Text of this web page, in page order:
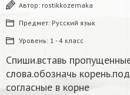
Автор: rostikkozemaka
Предмет: Русский язык
Уровень: 1 - 4 класс
Спиши.вставь
слова.обозначь
согласные в корне